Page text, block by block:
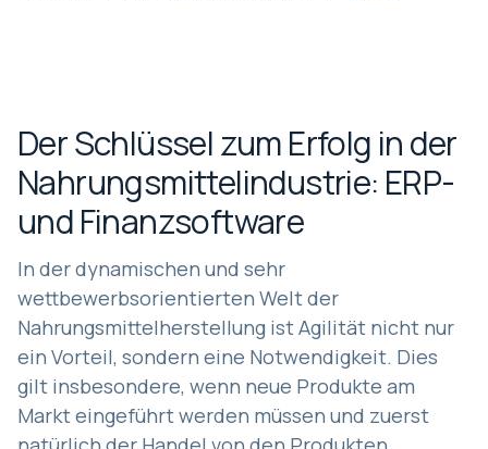
Der Schlüssel zum Erfolg in der
Nahrungsmittelindustrie: ERP-
und Finanzsoftware
In der dynamischen und sehr
wettbewerbsorientierten Welt der
Nahrungsmittelherstellung ist Agilität nicht nur
ein Vorteil, sondern eine Notwendigkeit. Dies
gilt insbesondere, wenn neue Produkte am
Markt eingeführt werden müssen und zuerst